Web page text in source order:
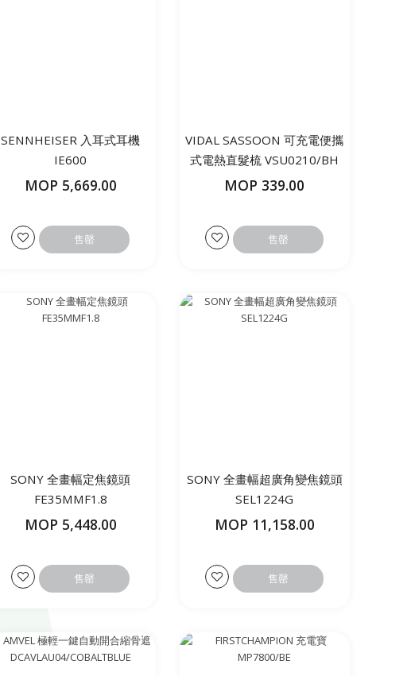
SENNHEISER 入耳式耳機
IE600
MOP 5,669.00
售罄
VIDAL SASSOON 可充電便攜
式電熱直髮梳 VSU0210/BH
MOP 339.00
售罄
SONY 全畫幅定焦鏡頭
FE35MMF1.8
MOP 5,448.00
售罄
SONY 全畫幅超廣角變焦鏡頭
SEL1224G
MOP 11,158.00
售罄